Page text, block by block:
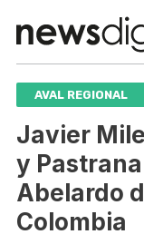
AVAL REGIONAL
Javier
y
Abelardo
Colombia